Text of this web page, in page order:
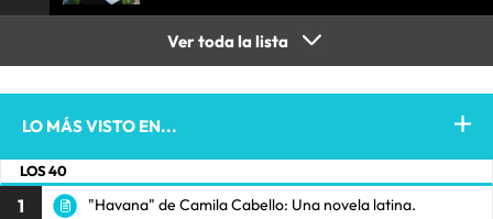
Ver toda la lista
LO MÁS VISTO EN...
LOS 40
1 "Havana" de Camila Cabello: Una novela latina.